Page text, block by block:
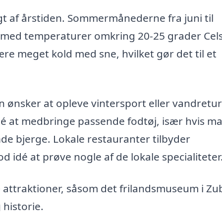
af årstiden. Sommermånederne fra juni til
temperaturer omkring 20-25 grader
meget kold med sne, hvilket gør det til et
ønsker at opleve vintersport eller
at medbringe passende fodtøj, især hvis
bjerge. Lokale restauranter tilbyder
idé at prøve nogle af de lokale specialiteter.
såsom det frilandsmuseum i
historie.